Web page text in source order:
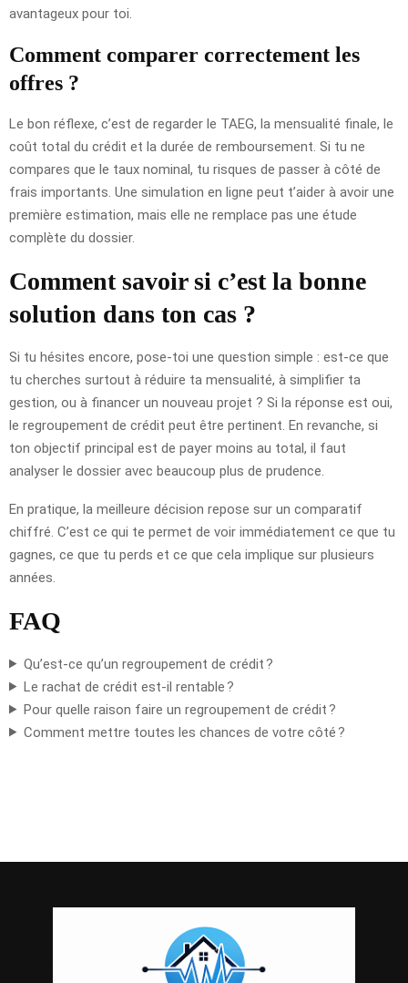
avantageux pour toi.
Comment comparer correctement les
offres ?
Le bon réflexe, c’est de regarder le TAEG, la mensualité finale, le
coût total du crédit et la durée de remboursement. Si tu ne
compares que le taux nominal, tu risques de passer à côté de
frais importants. Une simulation en ligne peut t’aider à avoir une
première estimation, mais elle ne remplace pas une étude
complète du dossier.
Comment savoir si c’est la bonne
solution dans ton cas ?
Si tu hésites encore, pose-toi une question simple : est-ce que
tu cherches surtout à réduire ta mensualité, à simplifier ta
gestion, ou à financer un nouveau projet ? Si la réponse est oui,
le regroupement de crédit peut être pertinent. En revanche, si
ton objectif principal est de payer moins au total, il faut
analyser le dossier avec beaucoup plus de prudence.
En pratique, la meilleure décision repose sur un comparatif
chiffré. C’est ce qui te permet de voir immédiatement ce que tu
gagnes, ce que tu perds et ce que cela implique sur plusieurs
années.
FAQ
Qu’est-ce qu’un regroupement de crédit ?
Le rachat de crédit est-il rentable ?
Pour quelle raison faire un regroupement de crédit ?
Comment mettre toutes les chances de votre côté ?